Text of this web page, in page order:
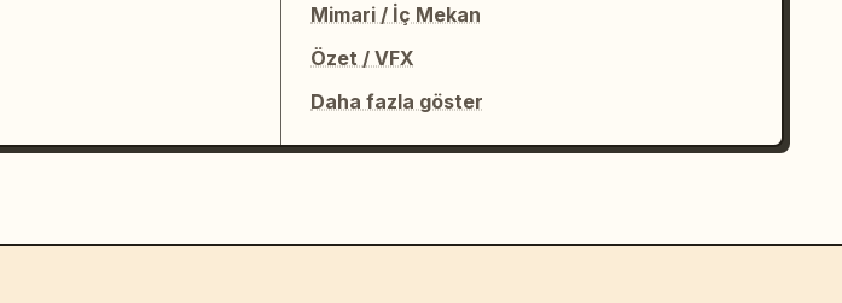
Mimari / İç Mekan
Özet / VFX
Daha fazla göster